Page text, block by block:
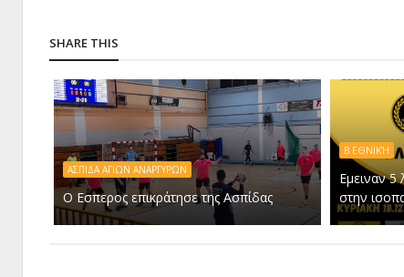
SHARE THIS
ΑΣΠΙΔΑ ΑΓΙΩΝ ΑΝΑΡΓΥΡΩΝ
Ο Εσπερος επικράτησε της Ασπίδας
Β ΕΘΝΙΚΉ
Εμειναν 5
στην